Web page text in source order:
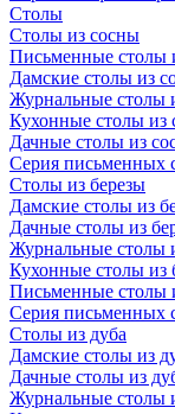
Столы
Столы из сосны
Письменные столы
Дамские столы из
Журнальные столы
Кухонные столы из
Дачные столы из
Серия письменных
Столы из березы
Дамские столы из
Дачные столы из
Журнальные столы
Кухонные столы из
Письменные столы
Серия письменных
Столы из дуба
Дамские столы из
Дачные столы из
Журнальные столы